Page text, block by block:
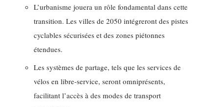
L’urbanisme jouera un rôle fondamental dans cette
transition. Les villes de 2050 intégreront des pistes
cyclables sécurisées et des zones piétonnes
étendues.
Les systèmes de partage, tels que les services de
vélos en libre-service, seront omniprésents,
facilitant l’accès à des modes de transport